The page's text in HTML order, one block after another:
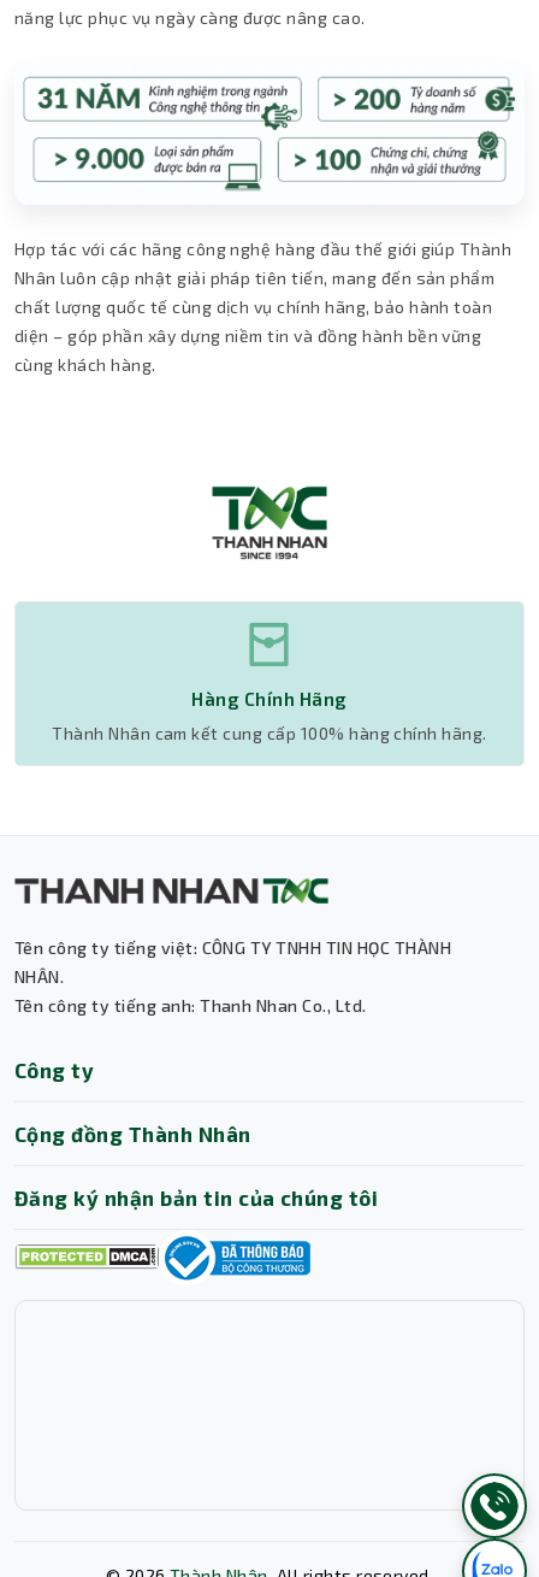
năng lực phục vụ ngày càng được nâng cao.
Hợp tác với các hãng công nghệ hàng đầu thế giới giúp Thành
Nhân luôn cập nhật giải pháp tiên tiến, mang đến sản phẩm
chất lượng quốc tế cùng dịch vụ chính hãng, bảo hành toàn
diện – góp phần xây dựng niềm tin và đồng hành bền vững
cùng khách hàng.
Hàng Chính Hãng
Thành Nhân cam kết cung cấp 100% hàng chính hãng.
Tên công ty tiếng việt: CÔNG TY TNHH TIN HỌC THÀNH
NHÂN.
Tên công ty tiếng anh: Thanh Nhan Co., Ltd.
Công ty
Cộng đồng Thành Nhân
Đăng ký nhận bản tin của chúng tôi
Trợ lý AI • Phản hồi tức thì